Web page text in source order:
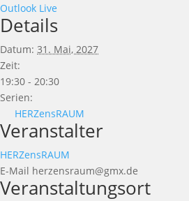
Outlook Live
Details
Datum: 31. Mai, 2027
Zeit:
19:30 - 20:30
Serien:
HERZensRAUM
Veranstalter
HERZensRAUM
E-Mail herzensraum@gmx.de
Veranstaltungsort